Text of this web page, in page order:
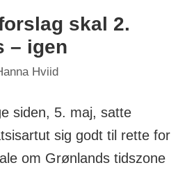
skal 2.
– igen
Hviid
siden, 5. maj, satte
sig godt til rette for
om Grønlands tidszone